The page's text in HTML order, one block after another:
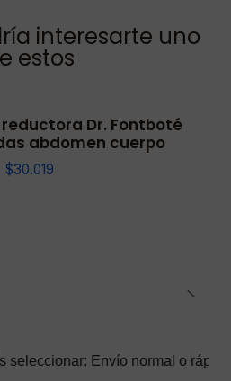
interesarte uno
estos
Dr. Fontboté
abdomen cuerpo
$30.019
normal o rápido ☑️